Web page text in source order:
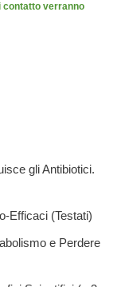
contatto verranno
gli Antibiotici.
Efficaci (Testati)
e Perdere